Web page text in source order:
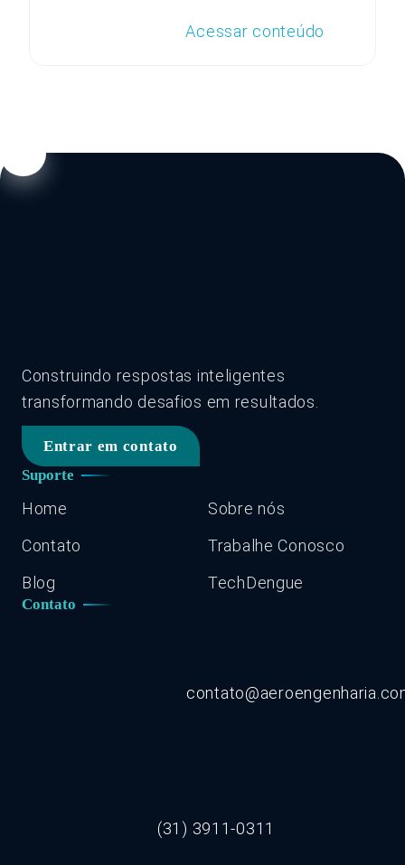
Acessar conteúdo
Construindo respostas inteligentes
transformando desafios em resultados.
Entrar em contato
Suporte
Home
Sobre nós
Contato
Trabalhe Conosco
Blog
TechDengue
Contato
(31) 3911-0311